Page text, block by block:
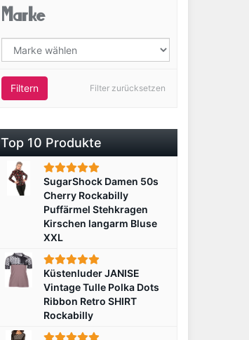
Marke
Filter zurücksetzen
Filtern
Top 10 Produkte
SugarShock Damen 50s
Cherry Rockabilly
Puffärmel Stehkragen
Kirschen langarm Bluse
XXL
Küstenluder JANISE
Vintage Tulle Polka Dots
Ribbon Retro SHIRT
Rockabilly